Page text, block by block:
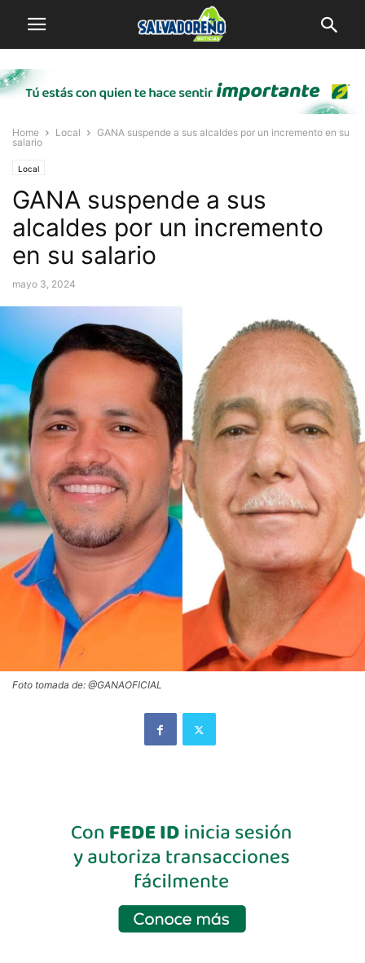
Home Local
GANA suspende a sus alcaldes por un incremento en su
salario
Local
GANA suspende a sus
alcaldes por un incremento
en su salario
mayo 3, 2024
Foto tomada de: @GANAOFICIAL